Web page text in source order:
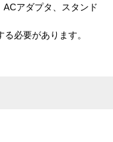
アダプタ、スタンド
必要があります。